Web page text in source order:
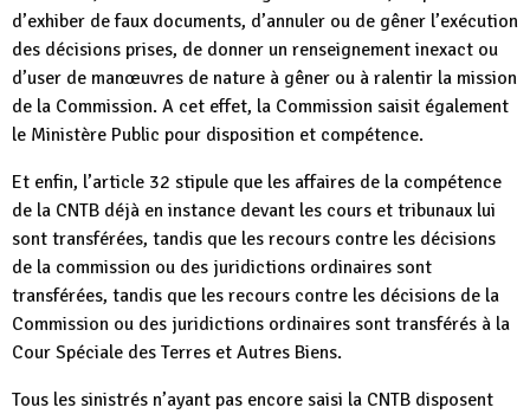
d’exhiber de faux documents, d’annuler ou de gêner l’exécution
des décisions prises, de donner un renseignement inexact ou
d’user de manœuvres de nature à gêner ou à ralentir la mission
de la Commission. A cet effet, la Commission saisit également
le Ministère Public pour disposition et compétence.
Et enfin, l’article 32 stipule que les affaires de la compétence
de la CNTB déjà en instance devant les cours et tribunaux lui
sont transférées, tandis que les recours contre les décisions
de la commission ou des juridictions ordinaires sont
transférées, tandis que les recours contre les décisions de la
Commission ou des juridictions ordinaires sont transférés à la
Cour Spéciale des Terres et Autres Biens.
Tous les sinistrés n’ayant pas encore saisi la CNTB disposent